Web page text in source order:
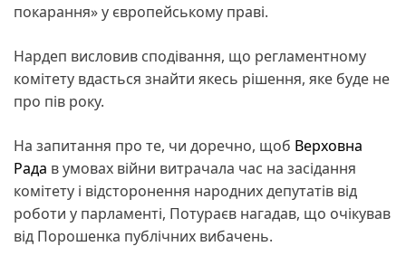
покарання» у європейському праві.
Нардеп висловив сподівання, що регламентному
комітету вдасться знайти якесь рішення, яке буде не
про пів року.
На запитання про те, чи доречно, щоб Верховна
Рада в умовах війни витрачала час на засідання
комітету і відсторонення народних депутатів від
роботи у парламенті, Потураєв нагадав, що очікував
від Порошенка публічних вибачень.